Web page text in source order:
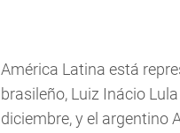
América Latina está
brasileño, Luiz Inácio
diciembre, y el argentino